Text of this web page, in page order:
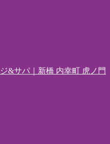
&サパ｜新橋 内幸町 虎ノ門